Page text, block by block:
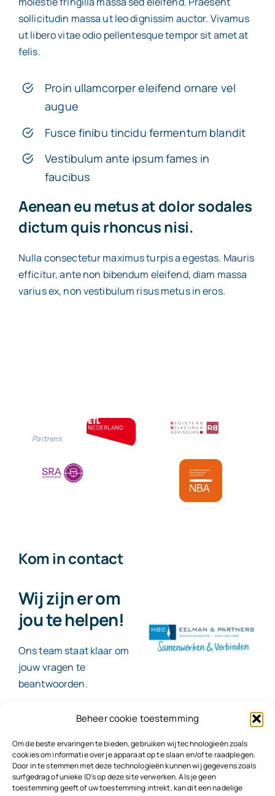
Beheer cookie toestemming
Om de beste ervaringen te bieden, gebruiken wij technologieën zoals
cookies om informatie over je apparaat op te slaan en/of te raadplegen.
Door in te stemmen met deze technologieën kunnen wij gegevens zoals
surfgedrag of unieke ID's op deze site verwerken. Als je geen
toestemming geeft of uw toestemming intrekt, kan dit een nadelige
sollicitudin massa ut leo dignissim auctor. Vivamus
ut libero vitae odio pellentesque tempor sit amet at
felis.
Proin ullamcorper eleifend ornare vel
augue
Fusce finibu tincidu fermentum blandit
Vestibulum ante ipsum fames in
faucibus
Aenean eu metus at dolor sodales
dictum quis rhoncus nisi.
Nulla consectetur maximus turpis a egestas. Mauris
efficitur, ante non bibendum eleifend, diam massa
varius ex, non vestibulum risus metus in eros.
Partners
Kom in contact
Wij zijn er om
jou te helpen!
Ons team staat klaar om
jouw vragen te
beantwoorden.
Contact
© 2026NBC Eelman & Partners |KvK: 78187591